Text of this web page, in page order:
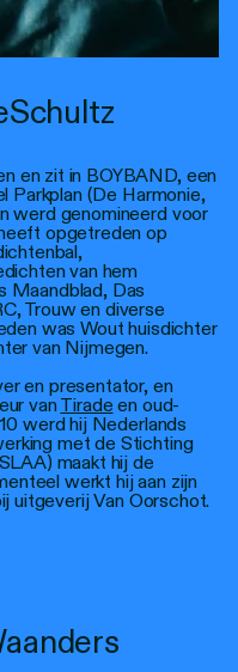
en zit in BOYBAND, een
Parkplan (De Harmonie,
werd genomineerd voor
opgetreden op
van hem
Maandblad, Das
Trouw en diverse
was Wout huisdichter
van Nijmegen.
en presentator, en
vanTirade en oud-
werd hij Nederlands
met de Stichting
maakt hij de
werkt hij aan zijn
uitgeverij Van Oorschot.